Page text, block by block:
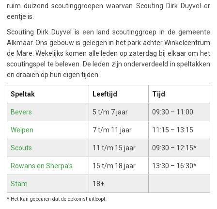
Duyvel
>
ruim duizend scoutinggroepen waarvan Scouting Dirk Duyvel er
eentje is.
Scouting Dirk Duyvel is een land scoutinggroep in de gemeente
Alkmaar. Ons gebouw is gelegen in het park achter Winkelcentrum
de Mare. Wekelijks komen alle leden op zaterdag bij elkaar om het
scoutingspel te beleven. De leden zijn onderverdeeld in speltakken
en draaien op hun eigen tijden.
Speltak Leeftijd Tijd
Bevers 5 t/m 7 jaar 09:30 – 11:00
Welpen 7 t/m 11 jaar 11:15 – 13:15
Scouts 11 t/m 15 jaar 09:30 – 12:15*
Rowans en Sherpa’s 15 t/m 18 jaar 13:30 – 16:30*
Stam 18+
* Het kan gebeuren dat de opkomst uitloopt